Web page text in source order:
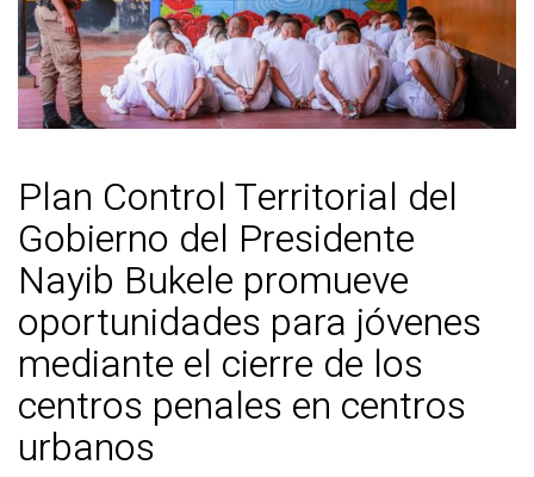
Plan Control Territorial del
Gobierno del Presidente
Nayib Bukele promueve
oportunidades para jóvenes
mediante el cierre de los
centros penales en centros
urbanos